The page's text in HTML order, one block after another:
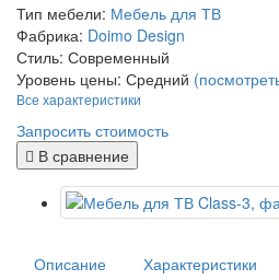
Тип мебели: Мебель для ТВ
Фабрика: Doimo Design
Стиль: Современный
Уровень цены: Средний
Все характеристики
Запросить стоимость
В сравнение
Описание Характеристики